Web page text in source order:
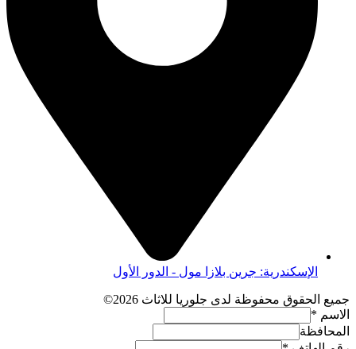
الإسكندرية: جرين بلازا مول - الدور الأول
جميع الحقوق محفوظة لدى جلوريا للاثاث 2026©
الاسم *
المحافظة